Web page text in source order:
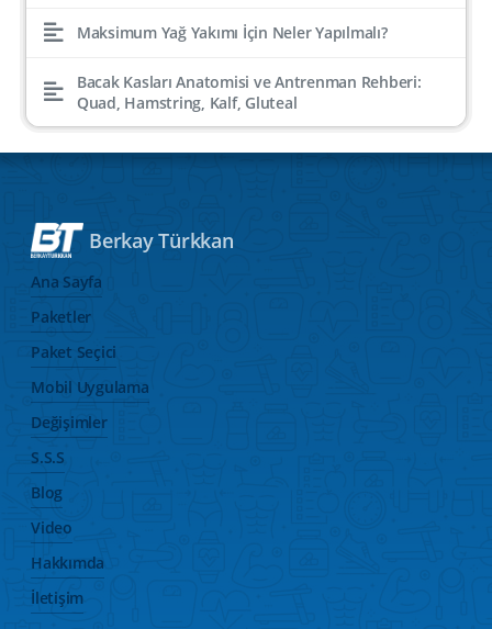
Maksimum Yağ Yakımı İçin Neler Yapılmalı?
Bacak Kasları Anatomisi ve Antrenman Rehberi:
Quad, Hamstring, Kalf, Gluteal
Berkay Türkkan
Ana Sayfa
Paketler
Paket Seçici
Mobil Uygulama
Değişimler
S.S.S
Blog
Video
Hakkımda
İletişim